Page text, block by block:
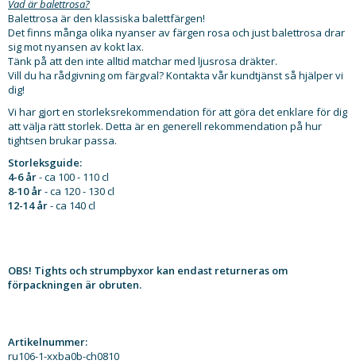
Vad är balettrosa?
Balettrosa är den klassiska balettfärgen!
Det finns många olika nyanser av färgen rosa och just balettrosa drar
sig mot nyansen av kokt lax.
Tänk på att den inte alltid matchar med ljusrosa dräkter.
Vill du ha rådgivning om färgval? Kontakta vår kundtjänst så hjälper vi
dig!
Vi har gjort en storleksrekommendation för att göra det enklare för dig
att välja rätt storlek. Detta är en generell rekommendation på hur
tightsen brukar passa.
Storleksguide:
4-6 år- ca 100 - 110 cl
8-10 år- ca 120 - 130 cl
12-14 år- ca 140 cl
OBS! Tights och strumpbyxor kan endast returneras om
förpackningen är obruten.
Artikelnummer:
ru106-1-xxba0b-ch0810